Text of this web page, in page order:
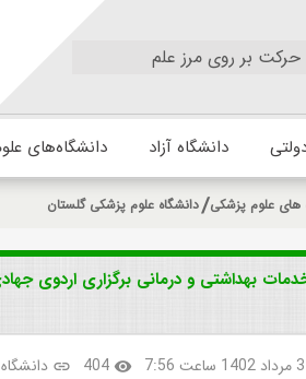
حرکت بر روی مرز علم
دانشگاه آزاد دانشگاه‌های
های علوم پزشکی دانشگاه علوم پزشکی گلستان
بهداشتی و درمانی برگزاری اردوی
visibility
404
link